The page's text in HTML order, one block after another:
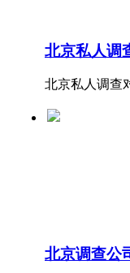
北京私人调
北京私人调查
北京调查公